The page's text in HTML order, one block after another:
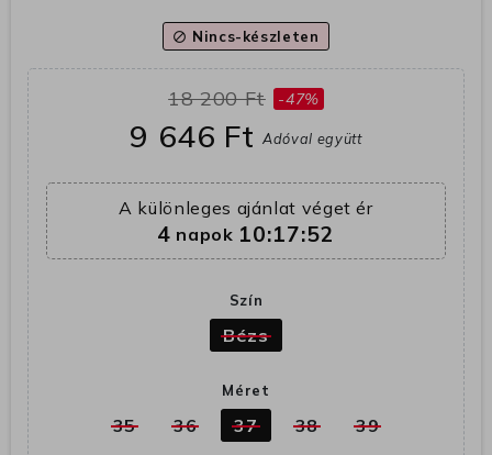
block Nincs-készleten
18 200 Ft -47%
9 646 FtAdóval együtt
A különleges ajánlat véget ér
4 napok 10:17:52
Szín
Bézs
Méret
35 36 37 38 39